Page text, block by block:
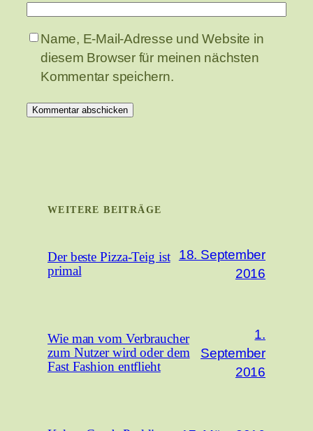
Name, E-Mail-Adresse und Website in
diesem Browser für meinen nächsten
Kommentar speichern.
WEITERE BEITRÄGE
Der beste Pizza-Teig ist
primal
18. September
2016
Wie man vom Verbraucher
zum Nutzer wird oder dem
Fast Fashion entflieht
1.
September
2016